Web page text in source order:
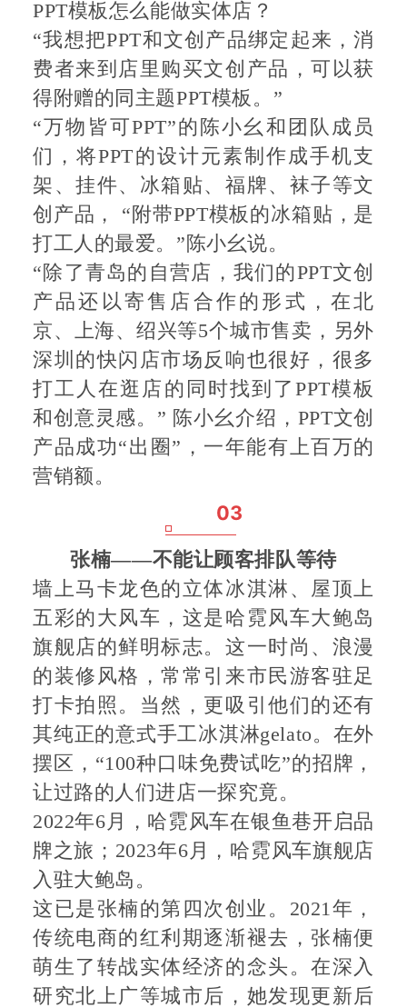
PPT模板怎么能做实体店？
“我想把PPT和文创产品绑定起来，消
费者来到店里购买文创产品，可以获
得附赠的同主题PPT模板。”
“万物皆可PPT”的陈小幺和团队成员
们，将PPT的设计元素制作成手机支
架、挂件、冰箱贴、福牌、袜子等文
创产品， “附带PPT模板的冰箱贴，是
打工人的最爱。”陈小幺说。
“除了青岛的自营店，我们的PPT文创
产品还以寄售店合作的形式，在北
京、上海、绍兴等5个城市售卖，另外
深圳的快闪店市场反响也很好，很多
打工人在逛店的同时找到了PPT模板
和创意灵感。” 陈小幺介绍，PPT文创
产品成功“出圈”，一年能有上百万的
营销额。
03
张楠——不能让顾客排队等待
墙上马卡龙色的立体冰淇淋、屋顶上
五彩的大风车，这是哈霓风车大鲍岛
旗舰店的鲜明标志。这一时尚、浪漫
的装修风格，常常引来市民游客驻足
打卡拍照。当然，更吸引他们的还有
其纯正的意式手工冰淇淋gelato。在外
摆区，“100种口味免费试吃”的招牌，
让过路的人们进店一探究竟。
2022年6月，哈霓风车在银鱼巷开启品
牌之旅；2023年6月，哈霓风车旗舰店
入驻大鲍岛。
这已是张楠的第四次创业。2021年，
传统电商的红利期逐渐褪去，张楠便
萌生了转战实体经济的念头。在深入
研究北上广等城市后，她发现更新后